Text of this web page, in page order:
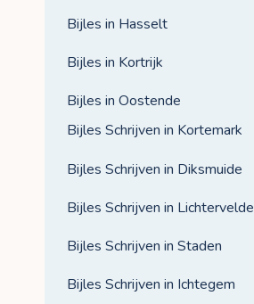
Bijles in Hasselt
Bijles in Kortrijk
Bijles in Oostende
Bijles Schrijven in Kortemark
Bijles Schrijven in Diksmuide
Bijles Schrijven in Lichtervelde
Bijles Schrijven in Staden
Bijles Schrijven in Ichtegem